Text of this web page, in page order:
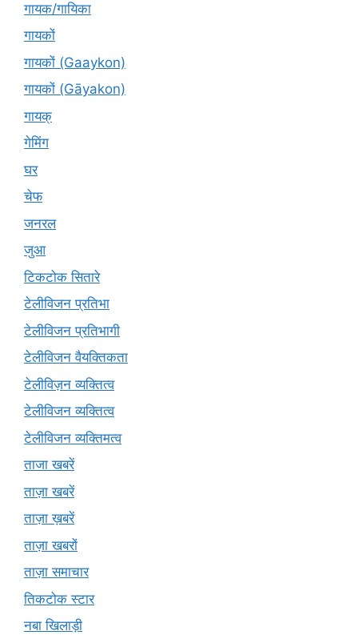
गायक/गायिका
गायकों
गायकों (Gaaykon)
गायकों (Gāyakon)
गायक्
गेमिंग
घर
चेफ
जनरल
जुआ
टिकटोक सितारे
टेलीविजन प्रतिभा
टेलीविजन प्रतिभागी
टेलीविजन वैयक्तिकता
टेलीविज़न व्यक्तित्व
टेलीविजन व्यक्तित्व
टेलीविजन व्यक्तिमत्व
ताजा खबरें
ताज़ा खबरें
ताज़ा ख़बरें
ताज़ा खबरों
ताज़ा समाचार
तिकटोक स्टार
नबा खिलाड़ी